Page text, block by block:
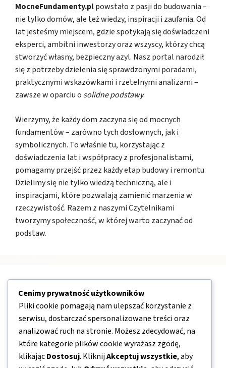
MocneFundamenty.plpowstało z pasji do budowania –
nie tylko domów, ale też wiedzy, inspiracji i zaufania. Od
lat jesteśmy miejscem, gdzie spotykają się doświadczeni
eksperci, ambitni inwestorzy oraz wszyscy, którzy chcą
stworzyć własny, bezpieczny azyl. Nasz portal narodził
się z potrzeby dzielenia się sprawdzonymi poradami,
praktycznymi wskazówkami i rzetelnymi analizami –
zawsze w oparciu o solidne podstawy.
Wierzymy, że każdy dom zaczyna się od mocnych
fundamentów – zarówno tych dosłownych, jak i
symbolicznych. To właśnie tu, korzystając z
doświadczenia lat i współpracy z profesjonalistami,
pomagamy przejść przez każdy etap budowy i remontu.
Dzielimy się nie tylko wiedzą techniczną, ale i
inspiracjami, które pozwalają zamienić marzenia w
rzeczywistość. Razem z naszymi Czytelnikami
tworzymy społeczność, w której warto zaczynać od
podstaw.
Nawigacja
O nas
Kontakt
Mapa strony
Cenimy prywatność użytkowników
Pliki cookie pomagają nam ulepszać korzystanie z
serwisu, dostarczać spersonalizowane treści oraz
analizować ruch na stronie. Możesz zdecydować, na
które kategorie plików cookie wyrażasz zgodę,
klikającDostosuj. KliknijAkceptuj wszystkie, aby